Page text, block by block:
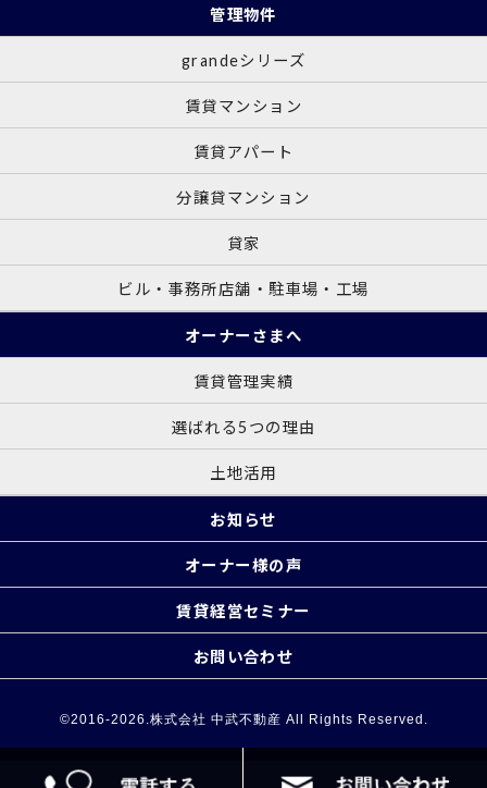
管理物件
grandeシリーズ
賃貸マンション
賃貸アパート
分譲貸マンション
貸家
ビル・事務所店舗・駐車場・工場
オーナーさまへ
賃貸管理実績
選ばれる5つの理由
土地活用
お知らせ
オーナー様の声
賃貸経営セミナー
お問い合わせ
©2016-2026.株式会社 中武不動産 All Rights Reserved.